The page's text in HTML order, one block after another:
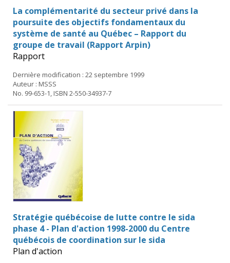
La complémentarité du secteur privé dans la
poursuite des objectifs fondamentaux du
système de santé au Québec – Rapport du
groupe de travail (Rapport Arpin)
Rapport
Dernière modification : 22 septembre 1999
Auteur : MSSS
No. 99-653-1, ISBN 2-550-34937-7
Stratégie québécoise de lutte contre le sida
phase 4 - Plan d'action 1998-2000 du Centre
québécois de coordination sur le sida
Plan d'action